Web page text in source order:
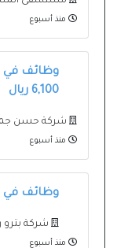
منذ أسبوع
وظائف في
6,100 ريال
شركة حسن
منذ أسبوع
وظائف في
شركة بترو
منذ أسبوع